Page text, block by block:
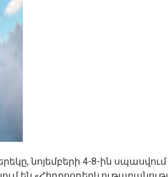
նոյեմբերի 4-8-ին